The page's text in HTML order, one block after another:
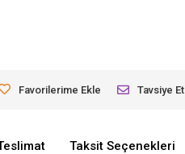
Favorilerime Ekle Tavsiye Et
Taksit Seçenekleri